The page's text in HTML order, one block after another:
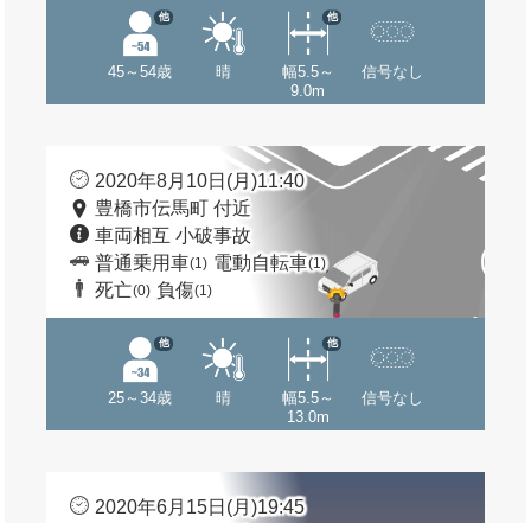
45～54歳
他
晴
幅5.5～
9.0m
他
信号なし
2020年8月10日(月)11:40
豊橋市伝馬町 付近
車両相互 小破事故
普通乗用車(1) 電動自転車(1)
死亡(0) 負傷(1)
25～34歳
他
晴
幅5.5～
13.0m
他
信号なし
2020年6月15日(月)19:45